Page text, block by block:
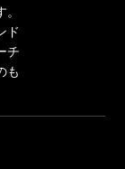
ド
チ
も